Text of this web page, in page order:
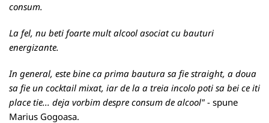
consum.
La fel, nu beti foarte mult alcool asociat cu bauturi
energizante.
In general, este bine ca prima bautura sa fie straight, a doua
sa fie un cocktail mixat, iar de la a treia incolo poti sa bei ce iti
place tie... deja vorbim despre consum de alcool" - spune
Marius Gogoasa.